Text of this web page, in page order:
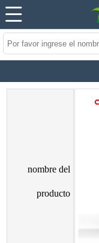
nombre del
producto